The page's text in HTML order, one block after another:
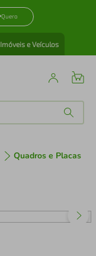
Quero
Imóveis e Veículos
Quadros e Placas